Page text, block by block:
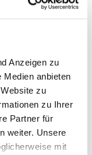
Anzeigen zu
Medien anbieten
zu
zu Ihrer
Partner für
weiter. Unsere
mit
vor
der Hamstring und